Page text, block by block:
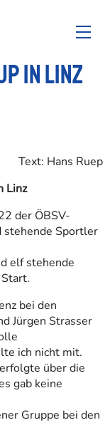
in Linz
Text: Hans Ruep
Linz
der ÖBSV-
stehende Sportler
elf stehende
bei den
Jürgen Strasser
ich nicht mit.
über die
gab keine
Gruppe bei den